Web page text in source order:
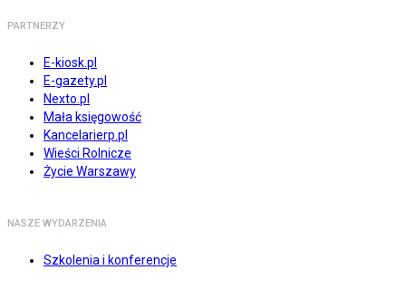
PARTNERZY
E-kiosk.pl
E-gazety.pl
Nexto.pl
Mała księgowość
Kancelarierp.pl
Wieści Rolnicze
Życie Warszawy
NASZE WYDARZENIA
Szkolenia i konferencje